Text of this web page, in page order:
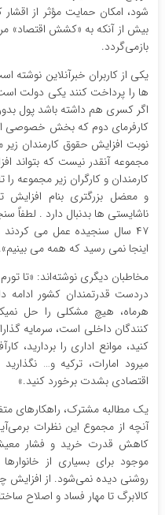
شود، امکان حمایت مؤثر از
بیش از آنکه به «کشش اقتصاد»
بازمی‌گردد.
ها را پرداخت کنند یکی دولت
اگر کسری هم داشته باشد پول
کارفرمای دوم که بخش خصوصی
نوبت افزایش حقوق کارمندان
مجموعه آنقدر نیست که بتواند
کارمندان و کارگران زیر مجموعه را
و معضل بزرگتری بنام
ناشایستی ها بدنبال دارد . لطفاً
۴۷ سال سنجیده عمل می
اینجا نمی رسید که همه می بینیم».
مخاطبان دیگری نوشته‌اند: «تا
دردست قدرتمندان کشور ادامه
هرماه، هیچ مشکلی را حل
کنندگان داخلی است، سرمایه
کنید، موانع اداری را بردارید،
میرود امارات، ترکیه و… نگذارید
اقتصادی بشدت برخورد کنید.»
یک مطالبه مشترک، راهکارهای
آنچه از مجموع این نظرات
کاهش قدرت خرید و فشار
موجود برای بسیاری از
روشنی دیده نمی‌شود. از افزایش
کالابرگ تا مهار فساد و اصلاح